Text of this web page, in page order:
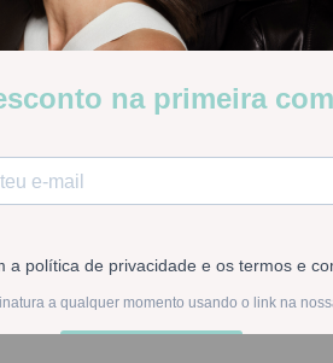
Stock:
- 1 +
Na